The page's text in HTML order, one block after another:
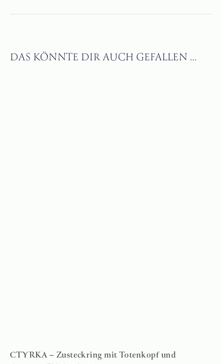
DAS KÖNNTE DIR AUCH GEFALLEN …
CTYRKA – Zusteckring mit Totenkopf und